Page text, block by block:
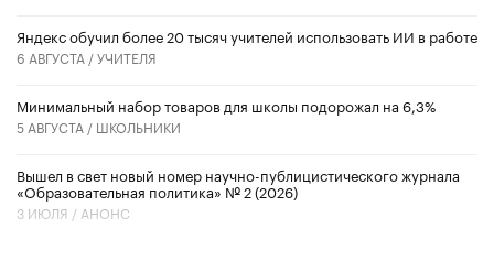
​Яндекс обучил более 20 тысяч учителей использовать ИИ в работе
6 АВГУСТА /УЧИТЕЛЯ
Минимальный набор товаров для школы подорожал на 6,3%
5 АВГУСТА / ШКОЛЬНИКИ
Вышел в свет новый номер научно-публицистического журнала
«Образовательная политика» № 2 (2026)
3 ИЮЛЯ / АНОНС